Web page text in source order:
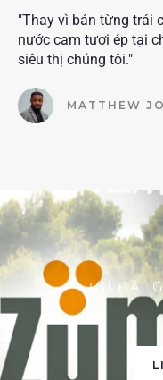
"Thay vì bán từng trái
nước cam tươi ép tại
siêu thị chúng tôi."
MATTHEW
ƯU ĐÃI